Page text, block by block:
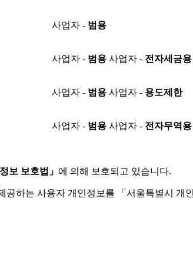
사업자 - 범용
사업자 - 범용 사업자 - 전자세금용
사업자 - 범용 사업자 - 용도제한
사업자 - 범용 사업자 - 전자무역용
보 보호법」 에 의해 보호되고 있습니다.
하는 사용자 개인정보를 「서울특별시 개